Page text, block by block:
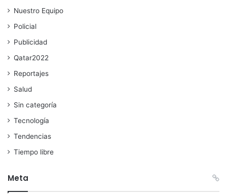
Nuestro Equipo
Policial
Publicidad
Qatar2022
Reportajes
Salud
Sin categoría
Tecnología
Tendencias
Tiempo libre
Meta